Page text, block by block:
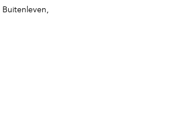
Buitenleven,